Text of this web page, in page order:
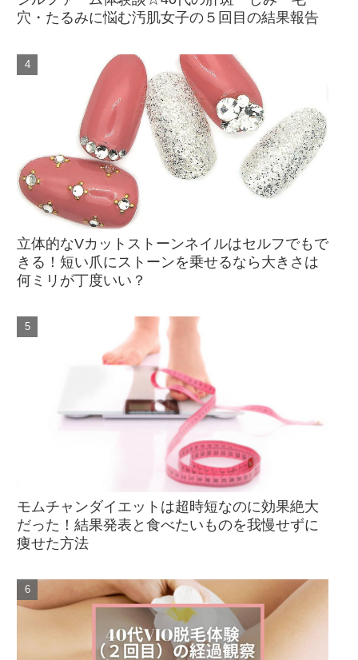
穴・たるみに悩む汚肌女子の５回目の結果報告
立体的なVカットストーンネイルはセルフでもで
きる！短い爪にストーンを乗せるなら大きさは
何ミリが丁度いい？
モムチャンダイエットは超時短なのに効果絶大
だった！結果発表と食べたいものを我慢せずに
痩せた方法